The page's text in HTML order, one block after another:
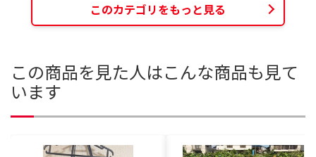
このカテゴリをもっと見る
この商品を見た人はこんな商品も見て
います